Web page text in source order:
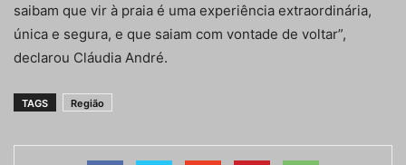
saibam que vir à praia é uma experiência extraordinária,
única e segura, e que saiam com vontade de voltar”,
declarou Cláudia André.
TAGS Região